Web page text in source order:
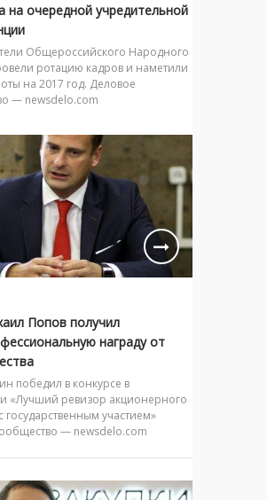
на очередной учредительной
Общероссийского Народного
ротацию кадров и наметили
на 2017 год. Деловое
— newsdelo.com
Попов получил
награду от
победил в конкурсе в
«Лучший ревизор акционерного
государственным участием»
— newsdelo.com